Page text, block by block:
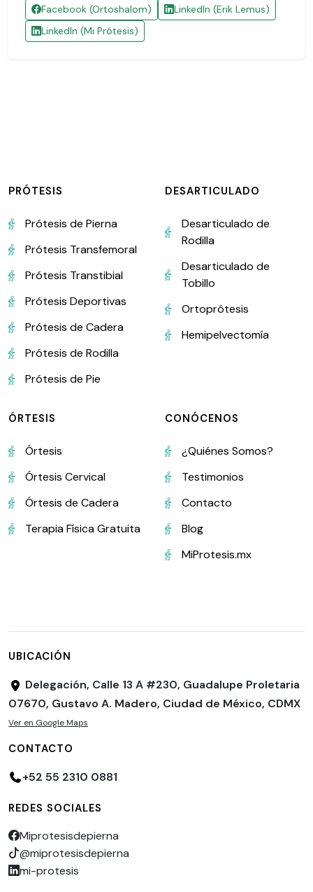
Facebook (Ortoshalom)
LinkedIn (Erik Lemus)
LinkedIn (Mi Prótesis)
PRÓTESIS
Prótesis de Pierna
Prótesis Transfemoral
Prótesis Transtibial
Prótesis Deportivas
Prótesis de Cadera
Prótesis de Rodilla
Prótesis de Pie
DESARTICULADO
Desarticulado de
Rodilla
Desarticulado de
Tobillo
Ortoprótesis
Hemipelvectomía
ÓRTESIS
Órtesis
Órtesis Cervical
Órtesis de Cadera
Terapia Física Gratuita
CONÓCENOS
¿Quiénes Somos?
Testimonios
Contacto
Blog
MiProtesis.mx
UBICACIÓN
Delegación, Calle 13 A #230, Guadalupe Proletaria
07670, Gustavo A. Madero, Ciudad de México, CDMX
Ver en Google Maps
CONTACTO
+52 55 2310 0881
REDES SOCIALES
Miprotesisdepierna
@miprotesisdepierna
mi-protesis